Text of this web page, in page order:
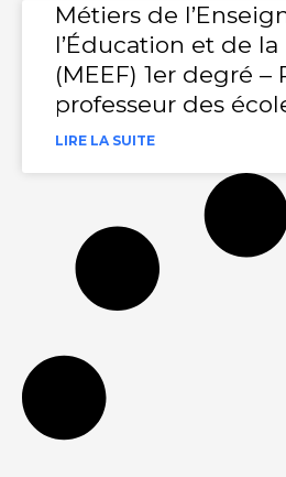
Métiers de
l’Éducation et de
(MEEF) 1er degré –
professeur des
LIRE LA SUITE